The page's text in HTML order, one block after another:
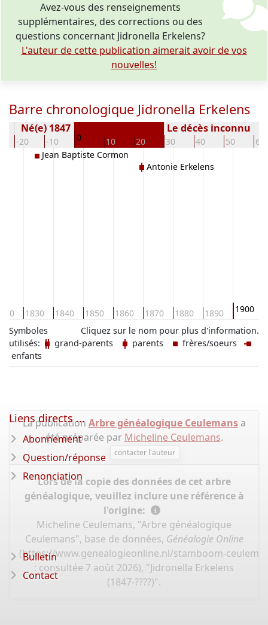
Avez-vous des renseignements
supplémentaires, des corrections ou des
questions concernant Jidronella Erkelens?
L'auteur de cette publication aimerait avoir de vos
nouvelles!
Barre chronologique Jidronella Erkelens
-20 -10 0 10 20 30 40 50 60
Né(e) 1847 Le décès inconnu
1830 1840 1850 1860 1870 1880 1890 1900
Jean Baptiste Cormon
Antonie Erkelens
Cliquez sur le nom pour plus d'information.
Symboles
utilisés:
grand-parents parents
frères/soeurs
enfants
La publication Arbre généalogique Ceulemansa
été préparée par Micheline Ceulemans.
contacter l'auteur
Lors de la copie des données de cet arbre
généalogique, veuillez inclure une référence à
l'origine:
Micheline Ceulemans, "Arbre généalogique
Ceulemans", base de données, Généalogie Online
(https://www.genealogieonline.nl/stamboom-
: consultée 7 août 2026), "Jidronella Erkelens
(1847-????)".
Liens directs ...
Abonnement
Question/réponse
Renonciation
Bulletin
Contact